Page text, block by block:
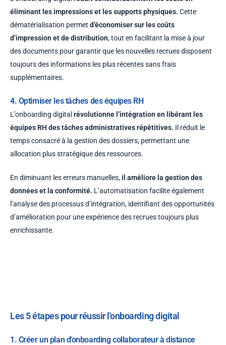
éliminant les impressions et les supports physiques. Cette
dématérialisation permet d’économiser sur les coûts
d’impression et de distribution, tout en facilitant la mise à jour
des documents pour garantir que les nouvelles recrues disposent
toujours des informations les plus récentes sans frais
supplémentaires.
4. Optimiser les tâches des équipes RH
L’onboarding digital révolutionne l’intégration en libérant les
équipes RH des tâches administratives répétitives. Il réduit le
temps consacré à la gestion des dossiers, permettant une
allocation plus stratégique des ressources.
En diminuant les erreurs manuelles, il améliore la gestion des
données et la conformité. L’automatisation facilite également
l’analyse des processus d’intégration, identifiant des opportunités
d’amélioration pour une expérience des recrues toujours plus
enrichissante.
Les 5 étapes pour réussir l'onboarding digital
1. Créer un plan d'onboarding collaborateur à distance